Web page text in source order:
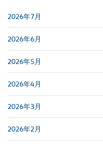
2026年7月
2026年6月
2026年5月
2026年4月
2026年3月
2026年2月